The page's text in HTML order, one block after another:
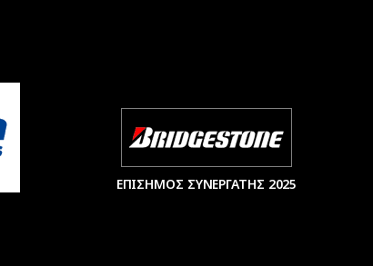
ΕΠΙΣΗΜΟΣ ΣΥΝΕΡΓΑΤΗΣ 2025